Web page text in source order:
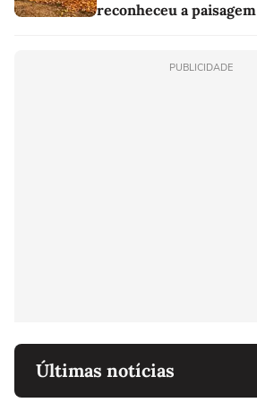
reconheceu a paisagem
PUBLICIDADE
Últimas notícias